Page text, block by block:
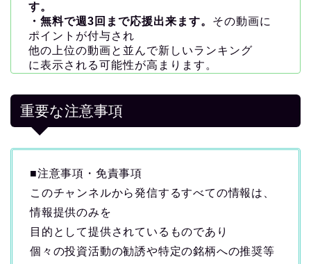
す。
・無料で週3回まで応援出来ます。 その動画に
ポイントが付与され
他の上位の動画と並んで新しいランキング
に表示される可能性が高まります。
重要な注意事項
■注意事項・免責事項
このチャンネルから発信するすべての情報は、
情報提供のみを
目的として提供されているものであり
個々の投資活動の勧誘や特定の銘柄への推奨等